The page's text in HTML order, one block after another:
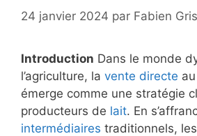
24 janvier 2024 par Fabien Gris
Introduction Dans le monde
l’agriculture, la vente directe
émerge comme une stratégie
producteurs de lait. En
intermédiaires traditionnels,